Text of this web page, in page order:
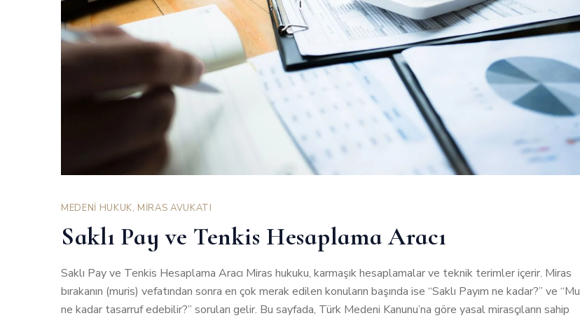
MEDENİ HUKUK, MİRAS AVUKATI
Saklı Pay ve Tenkis Hesaplama Aracı
Saklı Pay ve Tenkis Hesaplama Aracı Miras hukuku, karmaşık hesaplamalar ve teknik terimler içerir. Miras
bırakanın (muris) vefatından sonra en çok merak edilen konuların başında ise “Saklı Payım ne kadar?” ve
ne kadar tasarruf edebilir?” soruları gelir. Bu sayfada, Türk Medeni Kanunu’na göre yasal mirasçıların sahip